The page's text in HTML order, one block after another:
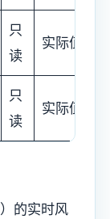
只
读
实际值
只
读
实际值
）的实时风